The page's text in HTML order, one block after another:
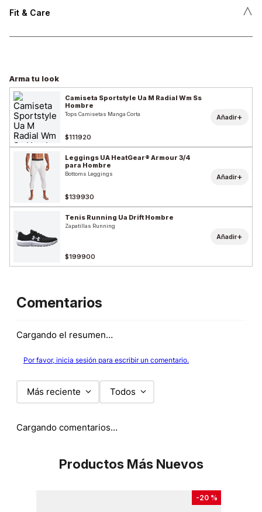
Fit & Care ˄
Arma tu look
Camiseta Sportstyle Ua M Radial Wm Ss
Hombre
Tops Camisetas Manga Corta
$111920
Añadir+
Leggings UA HeatGear® Armour 3/4
para Hombre
Bottoms Leggings
$139930
Añadir+
Tenis Running Ua Drift Hombre
Zapatillas Running
$199900
Añadir+
Comentarios
Cargando el resumen…
Por favor, inicia sesión para escribir un comentario.
Más reciente Todos
Cargando comentarios…
Productos Más Nuevos
-20 %